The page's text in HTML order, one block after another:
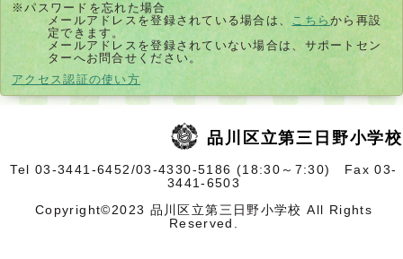
※パスワードを忘れた場合
メールアドレスを登録されている場合は、 こちらから再設
定できます。
メールアドレスを登録されていない場合は、サポートセン
ターへお問合せください。
アクセス認証の使い方
ィ
開
品川区立第三日野小学校
Tel 03-3441-6452/03-4330-5186 (18:30～7:30) Fax03-
3441-6503
Copyright©2023 品川区立第三日野小学校 All Rights
Reserved.